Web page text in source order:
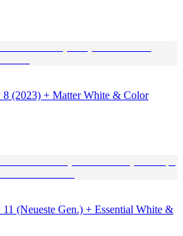
8 (2023) + Matter White & Color
(Neueste Gen.) + Essential White &